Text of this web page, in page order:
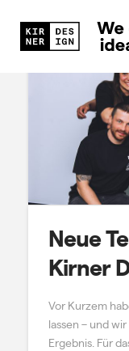
Neue
Kirner
Vor Kurzem
lassen – und
Ergebnis. Für